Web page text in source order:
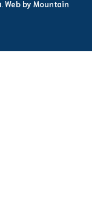
by Mountain